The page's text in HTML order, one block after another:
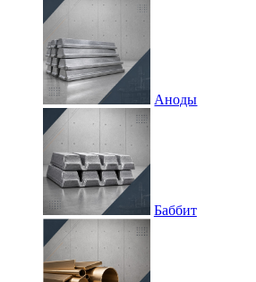
Аноды
Баббит